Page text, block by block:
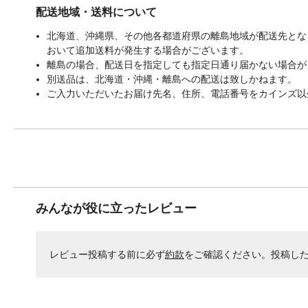
配送地域・送料について
北海道、沖縄県、その他各都道府県の離島地域が配送先と
おいて追加送料が発生する場合がございます。
離島の場合、配送日を指定しても指定日通り届かない場合
別送品は、北海道・沖縄・離島への配送は致しかねます。
ご入力いただいたお届け先名、住所、電話番号をカインズ
みんなが役に立ったレビュー
レビュー投稿する前に必ず約款をご確認ください。投稿し